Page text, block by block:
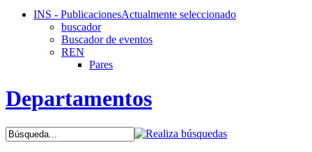
INS - PublicacionesActualmente seleccionado
buscador
Buscador de eventos
REN
Pares
Departamentos